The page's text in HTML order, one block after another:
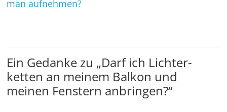
man aufnehmen?
Ein Gedanke zu „Darf ich Lichter­
ketten an meinem Balkon und
meinen Fenstern anbringen?“